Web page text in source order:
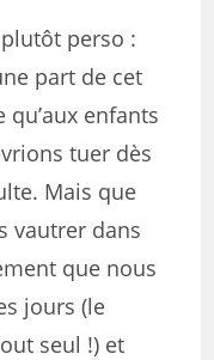
perso :
part de cet
enfants
tuer dès
Mais que
vautrer dans
que nous
jours (le
seul !) et